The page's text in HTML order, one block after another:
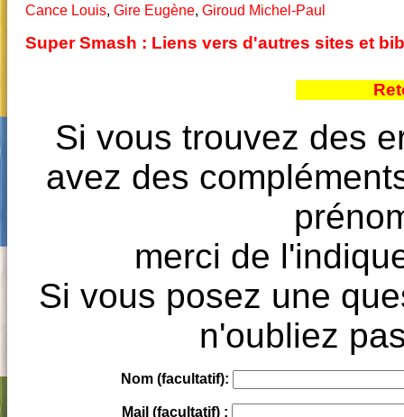
Cance Louis, Gire Eugène, Giroud Michel-Paul
Super Smash : Liens vers d'autres sites et
Si vous trouvez des
avez des
merci de
Si vous posez une
n'oubliez
Nom (facultatif):
Mail (facultatif) :